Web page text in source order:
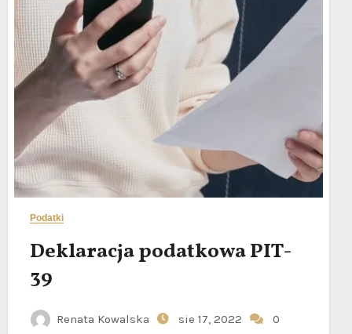
Podatki
Deklaracja podatkowa PIT-
39
Renata Kowalska sie 17, 2022
0